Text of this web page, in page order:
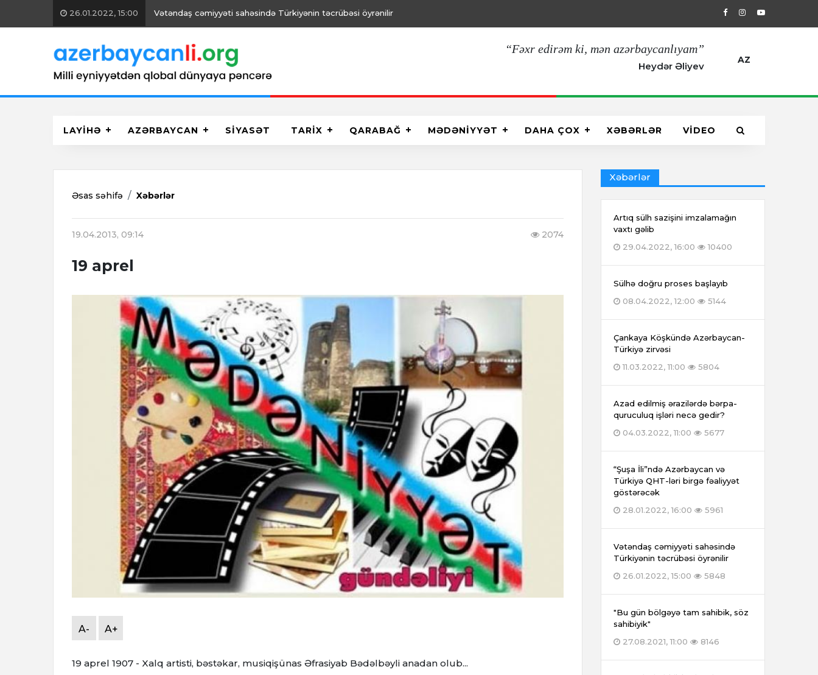
26.01.2022, 15:00 Vətəndaş cəmiyyəti sahəsində Türkiyənin təcrübəsi öyrənilir 29.04.2022, 16:00 Artıq sülh
“Fəxr edirəm ki, mən azərbaycanlıyam”
Heydər Əliyev
AZ
LAYİHƏ AZƏRBAYCAN SİYASƏT TARİX QARABAĞ MƏDƏNİYYƏT DAHA ÇOX XƏBƏRLƏR VİDEO
Əsas səhifə Xəbərlər
19.04.2013, 09:14 2074
19 aprel
A- A+
19 aprel 1907 - Xalq artisti, bəstəkar, musiqişünas Əfrasiyab Bədəlbəyli anadan olub...
Xəbərlər
Artıq sülh sazişini imzalamağın
vaxtı gəlib
29.04.2022, 16:00
10400
Sülhə doğru proses başlayıb
08.04.2022, 12:00
5144
Çankaya Köşkündə Azərbaycan-
Türkiyə zirvəsi
11.03.2022, 11:00
5804
Azad edilmiş ərazilərdə bərpa-
quruculuq işləri necə gedir?
04.03.2022, 11:00
5677
“Şuşa İli”ndə Azərbaycan və
Türkiyə QHT-ləri birgə fəaliyyət
göstərəcək
28.01.2022, 16:00
5961
Vətəndaş cəmiyyəti sahəsində
Türkiyənin təcrübəsi öyrənilir
26.01.2022, 15:00
5848
"Bu gün bölgəyə tam sahibik, söz
sahibiyik"
27.08.2021, 11:00
8146